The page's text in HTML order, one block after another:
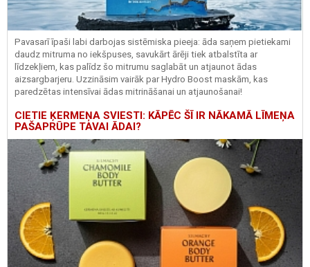
Pavasarī īpaši labi darbojas sistēmiska pieeja: āda saņem pietiekami
daudz mitruma no iekšpuses, savukārt ārēji tiek atbalstīta ar
līdzekļiem, kas palīdz šo mitrumu saglabāt un atjaunot ādas
aizsargbarjeru. Uzzināsim vairāk parHydro Boost maskām, kas
paredzētas intensīvai ādas mitrināšanai un atjaunošanai!
CIETIE ĶERMEŅA SVIESTI: KĀPĒC ŠĪ IR NĀKAMĀ LĪMEŅA
PAŠAPRŪPE TAVAI ĀDAI?